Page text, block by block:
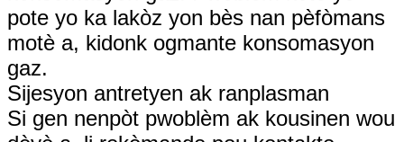
pote yo ka lakòz yon bès nan pèfòmans
motè a, kidonk ogmante konsomasyon
gaz.
Sijesyon antretyen ak ranplasman
Si gen nenpòt pwoblèm ak kousinen wou